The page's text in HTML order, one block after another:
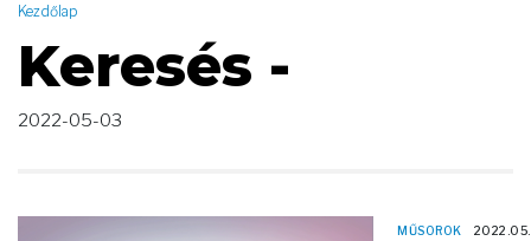
Kezdőlap
Keresés -
2022-05-03
MŰSOROK